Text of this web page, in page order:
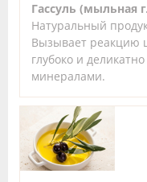
Гассуль (мыльная
Натуральный
Вызывает реакцию
глубоко и
минералами.